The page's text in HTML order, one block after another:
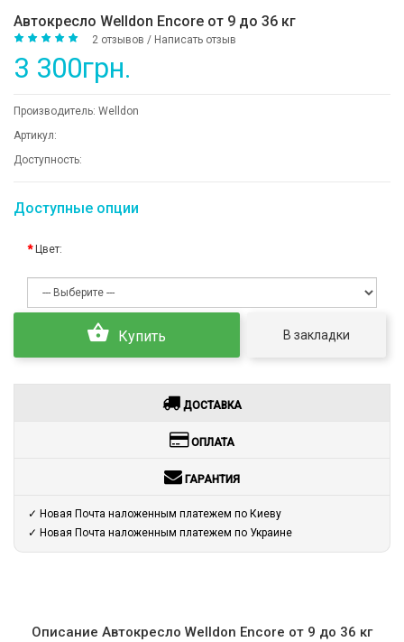
Автокресло Welldon Encore от 9 до 36 кг
2 отзывов / Написать отзыв
3 300грн.
Производитель: Welldon
Артикул:
Доступность:
Доступные опции
Цвет:
Купить В закладки
ДОСТАВКА
ОПЛАТА
ГАРАНТИЯ
✓ Новая Почта наложенным платежем по Киеву
✓ Новая Почта наложенным платежем по Украине
Описание Автокресло Welldon Encore от 9 до 36 кг